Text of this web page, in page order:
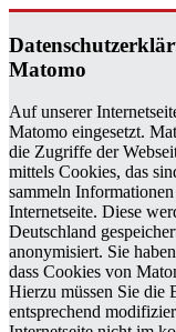
Ma­to­mo
Auf unserer
Matomo eingesetzt.
die Zugriffe der
mittels Cookies, das
sammeln
Internetseite. Diese
Deutschland
anonymisiert. Sie
dass Cookies von
Hierzu müssen Sie die
entsprechend